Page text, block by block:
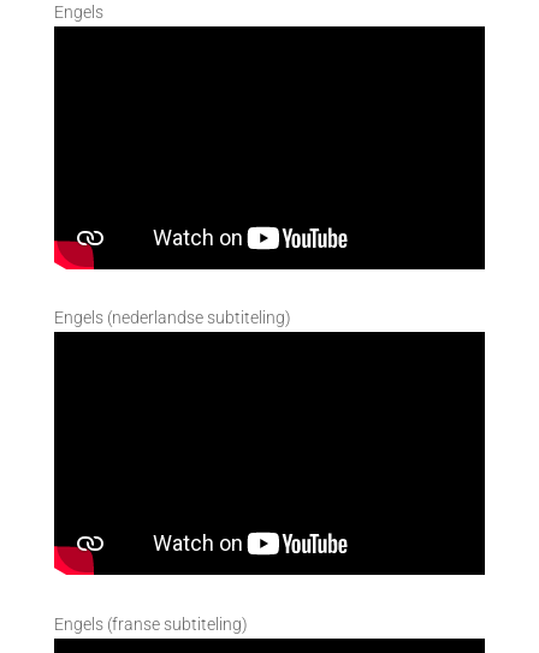
Engels
Engels (nederlandse subtiteling)
Engels (franse subtiteling)